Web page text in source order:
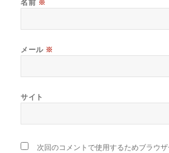
メール ※
サイト
次回のコメントで使用するためブラウ